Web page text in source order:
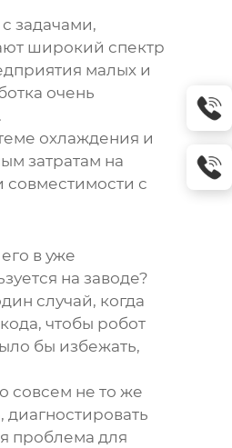
задачами,
широкий спектр
малых и
очень
охлаждения и
затратам на
совместимости с
в уже
на заводе?
случай, когда
чтобы робот
бы избежать,
совсем не то же
проблема для